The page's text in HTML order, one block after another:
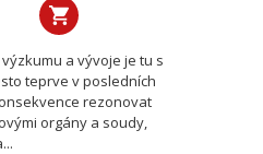
a vývoje je tu s
teprve v posledních
rezonovat
orgány a soudy,